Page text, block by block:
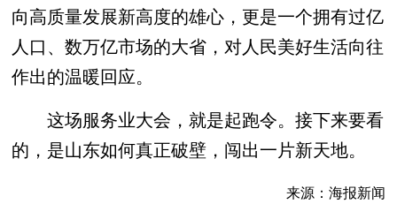
向高质量发展新高度的雄心，更是一个拥有过亿
人口、数万亿市场的大省，对人民美好生活向往
作出的温暖回应。
这场服务业大会，就是起跑令。接下来要看
的，是山东如何真正破壁，闯出一片新天地。
来源：海报新闻